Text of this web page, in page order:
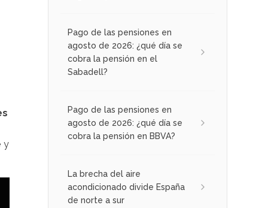
y
Pago de las pensiones en
agosto de 2026: ¿qué día se
cobra la pensión en el
Sabadell?
Pago de las pensiones en
agosto de 2026: ¿qué día se
cobra la pensión en BBVA?
La brecha del aire
acondicionado divide España
de norte a sur